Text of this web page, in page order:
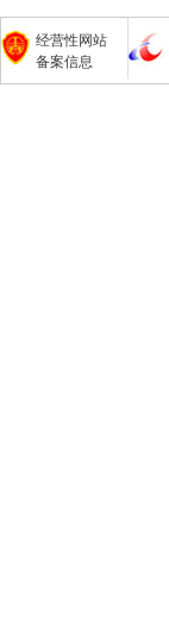
经营性网站
备案信息